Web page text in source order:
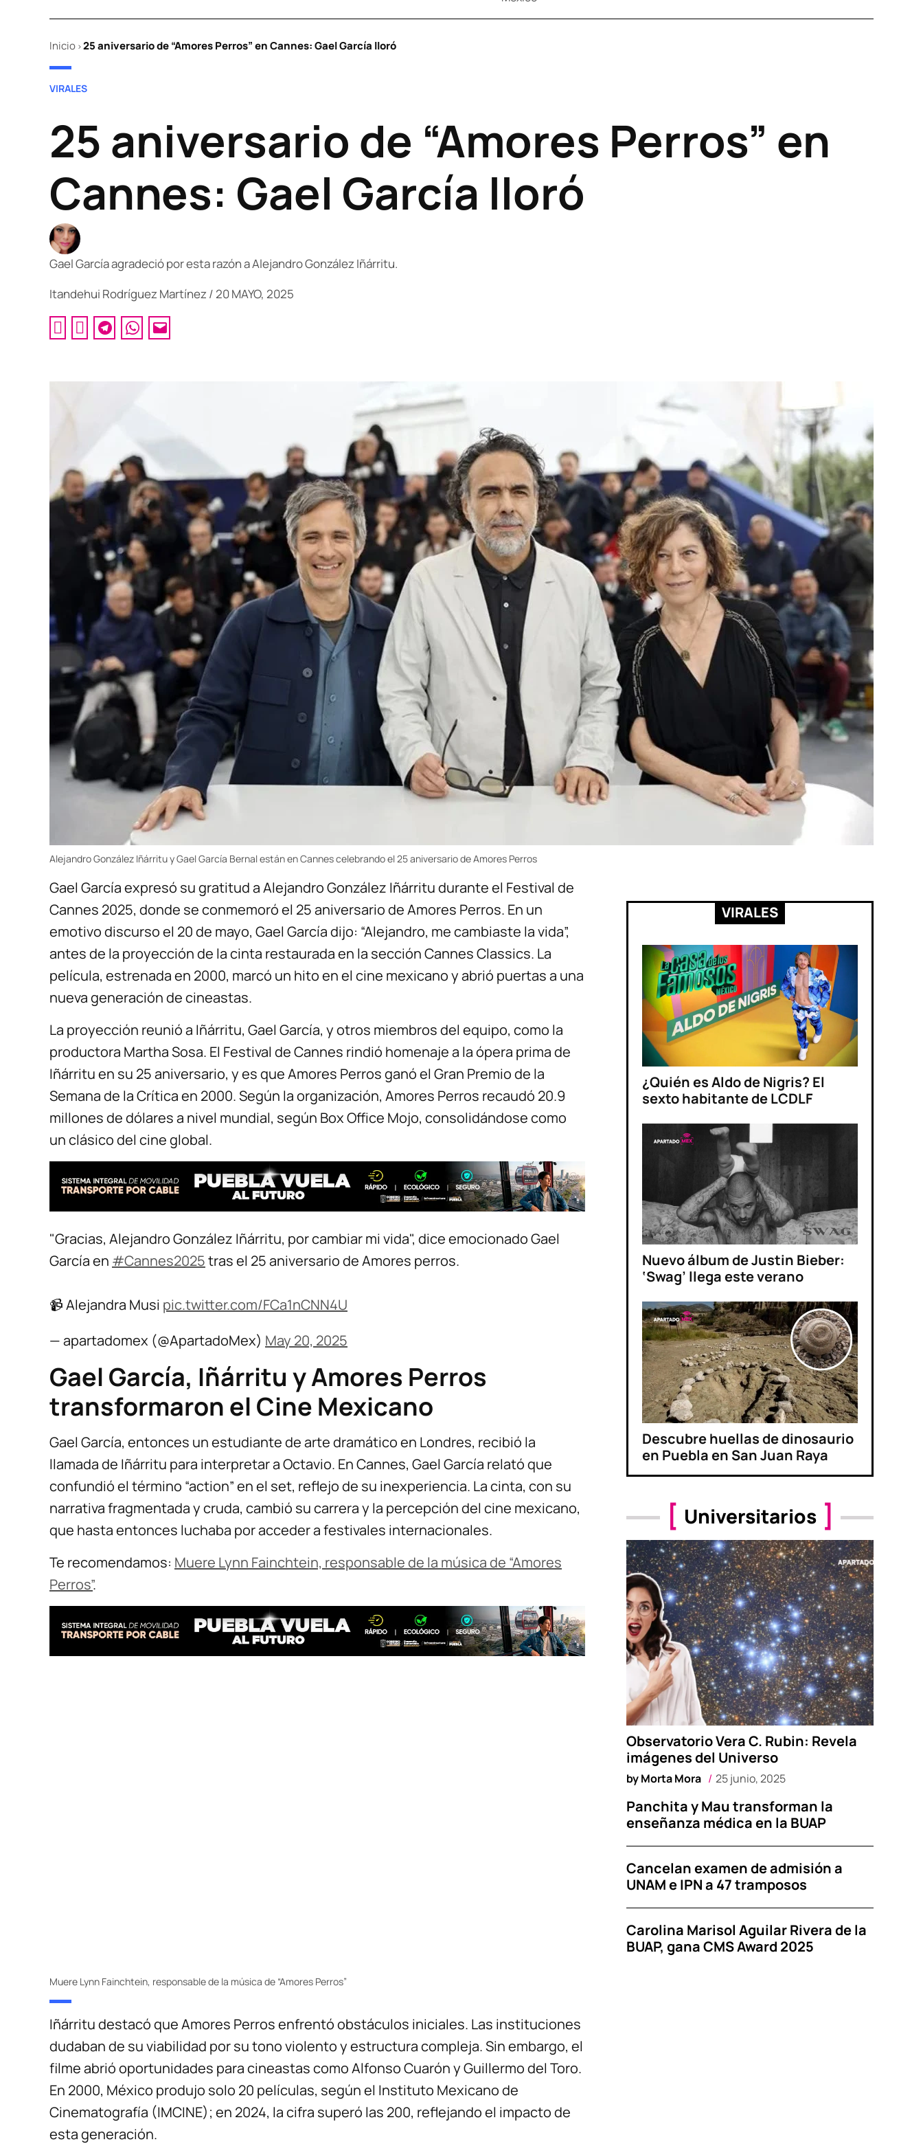
Inicio >25 aniversario de “Amores Perros” en Cannes: Gael García lloró
POSTED
VIRALES
25 aniversario de “Amores Perros” en
Cannes: Gael García lloró
Gael García agradeció por esta razón a Alejandro González Iñárritu.
Itandehui Rodríguez Martínez /20 MAYO, 2025
Alejandro González Iñárritu y Gael García Bernal están en Cannes celebrando el 25 aniversario de Amores Perros
Gael García expresó su gratitud a Alejandro González Iñárritu durante el Festival de
Cannes 2025, donde se conmemoró el 25 aniversario de Amores Perros. En un
emotivo discurso el 20 de mayo, Gael García dijo: “Alejandro, me cambiaste la vida”,
antes de la proyección de la cinta restaurada en la sección Cannes Classics. La
película, estrenada en 2000, marcó un hito en el cine mexicano y abrió puertas a una
nueva generación de cineastas.
La proyección reunió a Iñárritu, Gael García, y otros miembros del equipo, como la
productora Martha Sosa. El Festival de Cannes rindió homenaje a la ópera prima de
Iñárritu en su 25 aniversario, y es que Amores Perros ganó el Gran Premio de la
Semana de la Crítica en 2000. Según la organización, Amores Perros recaudó 20.9
millones de dólares a nivel mundial, según Box Office Mojo, consolidándose como
un clásico del cine global.
"Gracias, Alejandro González Iñárritu, por cambiar mi vida", dice emocionado Gael
García en #Cannes2025tras el 25 aniversario de Amores perros.
📹 Alejandra Musi pic.twitter.com/FCa1nCNN4U
— apartadomex (@ApartadoMex) May 20, 2025
Gael García, Iñárritu y Amores Perros
transformaron el Cine Mexicano
Gael García, entonces un estudiante de arte dramático en Londres, recibió la
llamada de Iñárritu para interpretar a Octavio. En Cannes, Gael García relató que
confundió el término “action” en el set, reflejo de su inexperiencia. La cinta, con su
narrativa fragmentada y cruda, cambió su carrera y la percepción del cine mexicano,
que hasta entonces luchaba por acceder a festivales internacionales.
Te recomendamos: Muere Lynn Fainchtein, responsable de la música de “Amores
Perros”.
Muere Lynn Fainchtein, responsable de la música de “Amores Perros”
Iñárritu destacó que Amores Perros enfrentó obstáculos iniciales. Las instituciones
dudaban de su viabilidad por su tono violento y estructura compleja. Sin embargo, el
filme abrió oportunidades para cineastas como Alfonso Cuarón y Guillermo del Toro.
En 2000, México produjo solo 20 películas, según el Instituto Mexicano de
Cinematografía (IMCINE); en 2024, la cifra superó las 200, reflejando el impacto de
esta generación.
VIRALES
¿Quién es Aldo de Nigris? El
sexto habitante de LCDLF
Nuevo álbum de Justin Bieber:
‘Swag’ llega este verano
Descubre huellas de dinosaurio
en Puebla en San Juan Raya
Universitarios
Observatorio Vera C. Rubin: Revela
imágenes del Universo
byMorta Mora 25 junio, 2025
Panchita y Mau transforman la
enseñanza médica en la BUAP
Cancelan examen de admisión a
UNAM e IPN a 47 tramposos
Carolina Marisol Aguilar Rivera de la
BUAP, gana CMS Award 2025